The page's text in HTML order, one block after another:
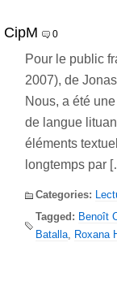
CipM 0
Pour le public
2007), de
Nous, a été
de langue
éléments
longtemps par
Categories:
Tagged: Benoît
Batalla, Roxana